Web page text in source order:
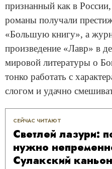
признанный как в
романы получали
«Большую книгу», а
произведение «Лавр» в
мировой литературы о
тонко работать с
слогом и удачно
СЕЙЧАС ЧИТАЮТ
Светлей лазури:
нужно
Сулакский каньон